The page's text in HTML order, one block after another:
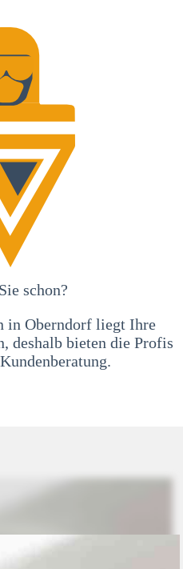
schon?
in Oberndorf liegt Ihre
deshalb bieten die Profis